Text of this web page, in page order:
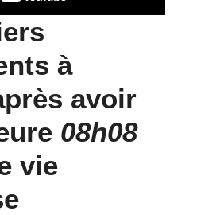
à
avoir
08h08
vie